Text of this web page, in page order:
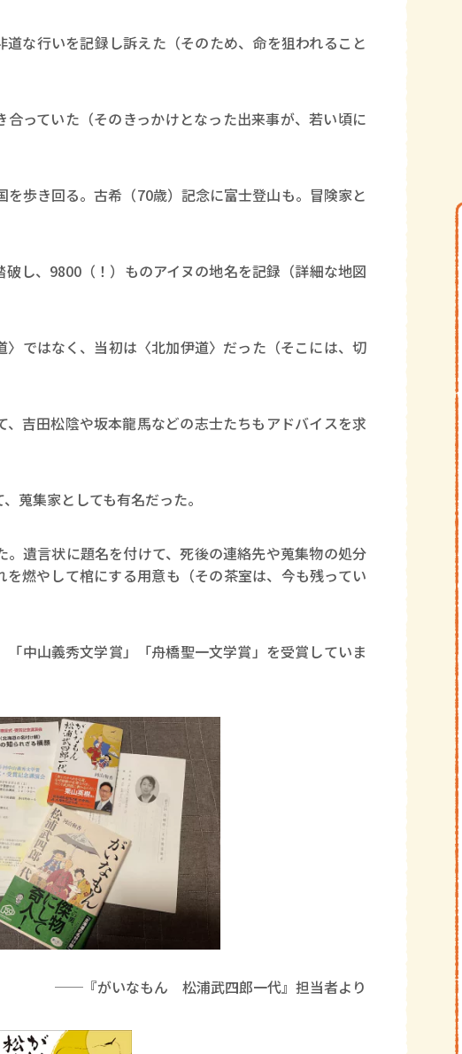
な行いを記録し訴えた（そのため、命を狙われること
っていた（そのきっかけとなった出来事が、若い頃に
歩き回る。古希（70歳）記念に富士登山も。冒険家と
し、9800（！）ものアイヌの地名を記録（詳細な地図
ではなく、当初は〈北加伊道〉だった（そこには、切
吉田松陰や坂本龍馬などの志士たちもアドバイスを求
蒐集家としても有名だった。
遺言状に題名を付けて、死後の連絡先や蒐集物の処分
燃やして棺にする用意も（その茶室は、今も残ってい
中山義秀文学賞」「舟橋聖一文学賞」を受賞していま
──『がいなもん 松浦武四郎一代』担当者より
ロボット・イン・ザ・システム